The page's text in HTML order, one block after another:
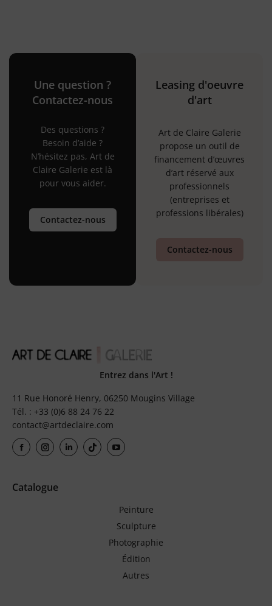
Une question ?
Contactez-nous
Des questions ?
Besoin d’aide ?
N’hésitez pas, Art de
Claire Galerie est là
pour vous aider.
Contactez-nous
Leasing d'oeuvre
d'art
Art de Claire Galerie
propose un outil de
financement d’œuvres
d’art réservé aux
professionnels
(entreprises et
professions libérales)
Contactez-nous
Entrez dans l'Art !
11 Rue Honoré Henry, 06250 Mougins Village
Tél. : +33 (0)6 88 24 76 22
contact@artdeclaire.com
Catalogue
Peinture
Sculpture
Photographie
Édition
Autres